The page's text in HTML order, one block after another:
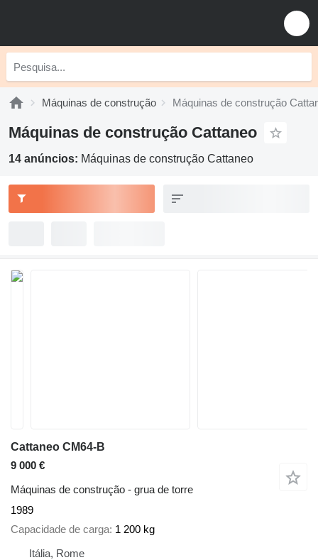
Máquinas de construção Máquinas de construção
Máquinas de construção Cattaneo
14 anúncios: Máquinas de construção Cattaneo
Cattaneo CM64-B
9 000 €
Máquinas de construção - grua de torre
1989
Capacidade de carga 1 200 kg
Itália, Rome